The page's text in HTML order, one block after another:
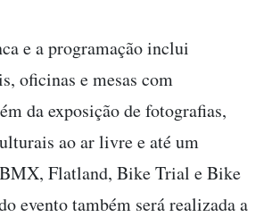
e a programação inclui
oficinas e mesas com
da exposição de fotografias,
ao ar livre e até um
Flatland, Bike Trial e Bike
evento também será realizada a